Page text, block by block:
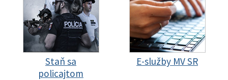
Staň sa
policajtom
E-služby MV SR